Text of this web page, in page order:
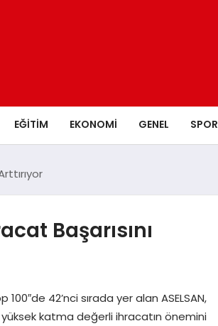
EĞITIM EKONOMI GENEL SPOR
Başarısını
42’nci sırada yer alan ASELSAN,
katma değerli ihracatın önemini